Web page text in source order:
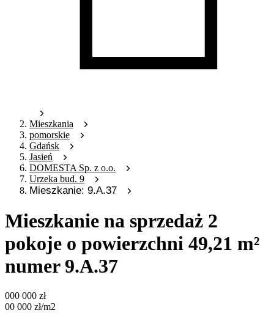
Mieszkania
pomorskie
Gdańsk
Jasień
DOMESTA Sp. z o.o.
Urzeka bud. 9
Mieszkanie: 9.A.37
Mieszkanie na sprzedaż 2
pokoje o powierzchni 49,21 m²
numer 9.A.37
000 000 zł
00 000 zł/m2